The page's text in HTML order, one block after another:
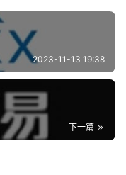
2023-11-13 19:38
下一篇